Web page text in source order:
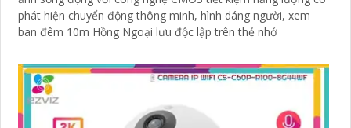
phát hiện chuyển động thông minh, hình dáng người, xem
ban đêm 10m Hồng Ngoại lưu độc lập trên thẻ nhớ